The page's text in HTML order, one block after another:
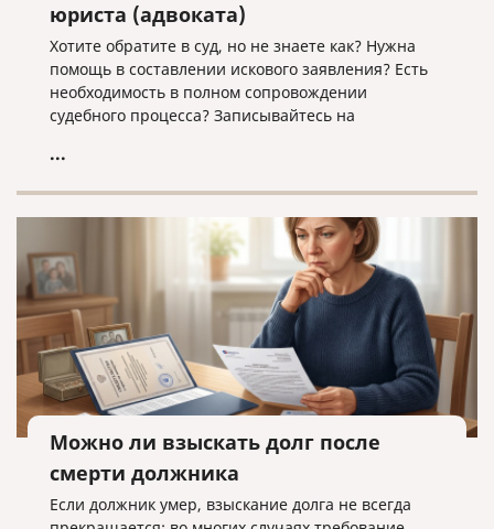
юриста (адвоката)
Хотите обратите в суд, но не знаете как? Нужна
помощь в составлении искового заявления? Есть
необходимость в полном сопровождении
судебного процесса? Записывайтесь на
cлово» по адресу law@pravoislovo.ru
...
Можно ли взыскать долг после
смерти должника
Если должник умер, взыскание долга не всегда